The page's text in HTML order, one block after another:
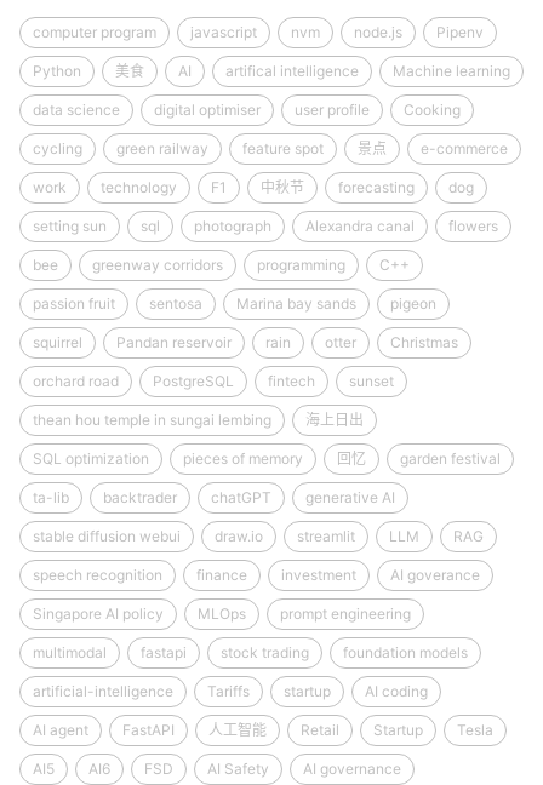
computer program javascript nvm node.js Pipenv
Python 美食 AI artifical intelligence Machine learning
data science digital optimiser user profile Cooking
cycling green railway feature spot 景点 e-commerce
work technology F1 中秋节 forecasting dog
setting sun sql photograph Alexandra canal flowers
bee greenway corridors programming C++
passion fruit sentosa Marina bay sands pigeon
squirrel Pandan reservoir rain otter Christmas
orchard road PostgreSQL fintech sunset
thean hou temple in sungai lembing 海上日出
SQL optimization pieces of memory 回忆 garden festival
ta-lib backtrader chatGPT generative AI
stable diffusion webui draw.io streamlit LLM RAG
speech recognition finance investment AI goverance
Singapore AI policy MLOps prompt engineering
multimodal fastapi stock trading foundation models
artificial-intelligence Tariffs startup AI coding
AI agent FastAPI 人工智能 Retail Startup Tesla
AI5 AI6 FSD AI Safety AI governance